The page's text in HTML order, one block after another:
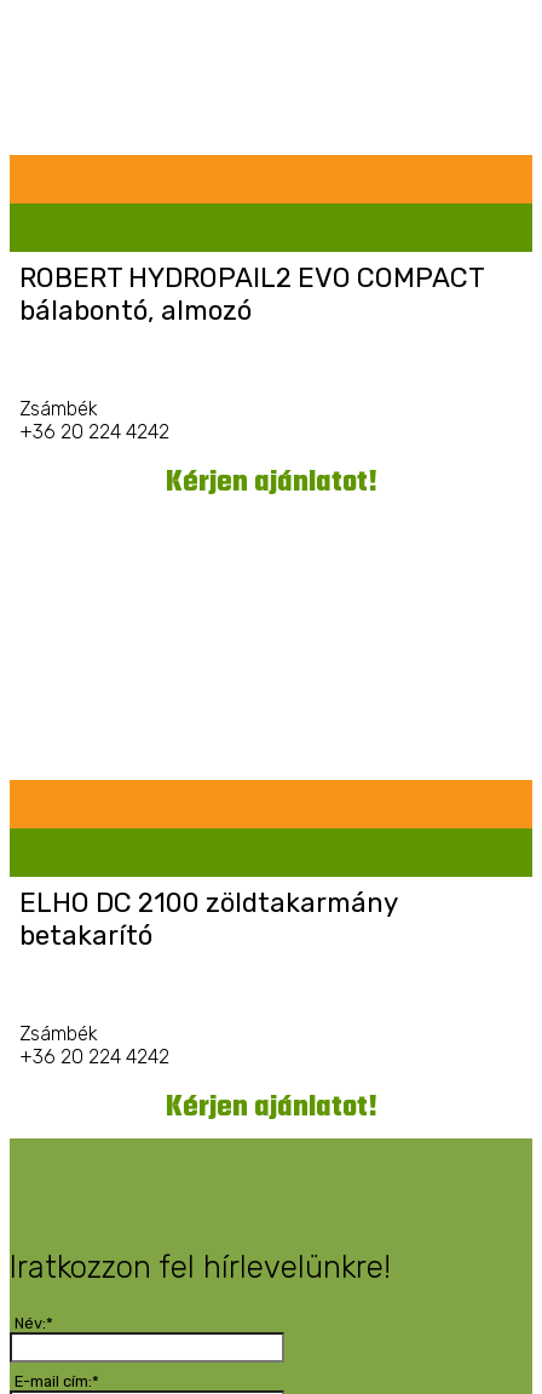
ROBERT HYDROPAIL2 EVO COMPACT
bálabontó, almozó
Zsámbék
+36 20 224 4242
Kérjen ajánlatot!
ELHO DC 2100 zöldtakarmány
betakarító
Zsámbék
+36 20 224 4242
Kérjen ajánlatot!
Iratkozzon fel hírlevelünkre!
Név:*
E-mail cím:*